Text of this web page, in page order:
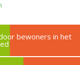
bewoners in het